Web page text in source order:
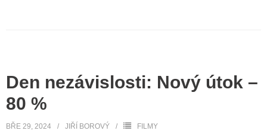
Den nezávislosti: Nový útok –
80 %
BŘE 29, 2024 JIŘÍ BOROVÝ
FILMY